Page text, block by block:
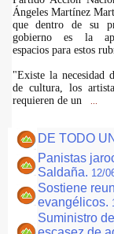
Ángeles Martínez
que dentro de su
gobierno es la
espacios para estos
"Existe la necesidad
de cultura, los
requieren de un
DE TODO
Panistas
Saldaña. 12/
Sostiene
evangélicos.
Suministro